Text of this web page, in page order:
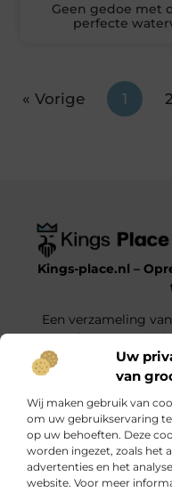
Uw
van
Wij maken gebruik van
om uw gebruikservaring
op uw behoeften. Deze
worden ingezet, zoals het
advertenties en het
website. Voor meer
Geen gedoe met
perfecte
« Vorige 1 2
Kings-place.nl –
Een verzameling
onderwerpen uit
Onze informatie
Bericht categorie